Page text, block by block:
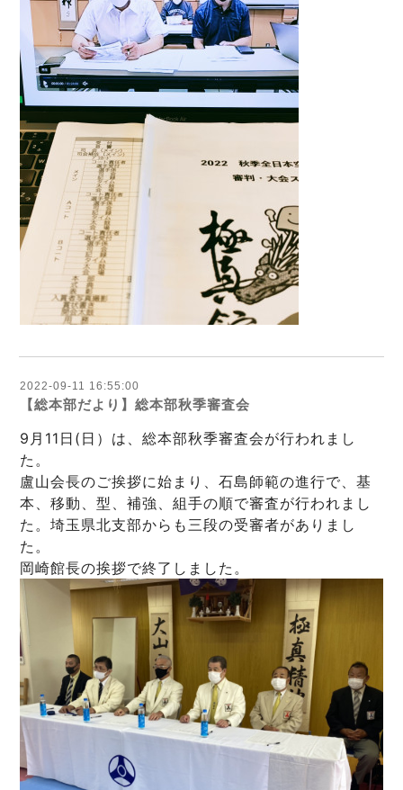
2022-09-11 16:55:00
【総本部だより】総本部秋季審査会
9月11日(日）は、総本部秋季審査会が行われまし
た。
盧山会長のご挨拶に始まり、石島師範の進行で、基
本、移動、型、補強、組手の順で審査が行われまし
た。埼玉県北支部からも三段の受審者がありまし
た。
岡崎館長の挨拶で終了しました。